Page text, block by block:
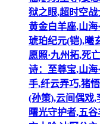
狱之眼,超时空战
黄金白羊座,山海
琥珀纪元(铠),曦
愿照·九州拓,死
诗：至尊宝,山海
手,纤云弄巧,猪
(孙策),云间偶戏,
曙光守护者,五